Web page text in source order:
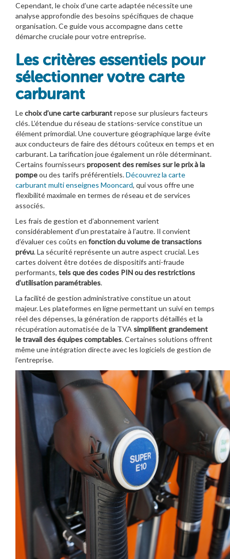
Cependant, le choix d’une carte adaptée nécessite une
analyse approfondie des besoins spécifiques de chaque
organisation. Ce guide vous accompagne dans cette
démarche cruciale pour votre entreprise.
Les critères essentiels pour
sélectionner votre carte
carburant
Lechoix d’une carte carburantrepose sur plusieurs facteurs
clés. L’étendue du réseau de stations-service constitue un
élément primordial. Une couverture géographique large évite
aux conducteurs de faire des détours coûteux en temps et en
carburant. La tarification joue également un rôle déterminant.
Certains fournisseurs proposent des remises sur le prix à la
pompeou des tarifs préférentiels.Découvrez la carte
carburant multi enseignes Mooncard, qui vous offre une
flexibilité maximale en termes de réseau et de services
associés.
Les frais de gestion et d’abonnement varient
considérablement d’un prestataire à l’autre. Il convient
d’évaluer ces coûts en fonction du volume de transactions
prévu. La sécurité représente un autre aspect crucial. Les
cartes doivent être dotées de dispositifs anti-fraude
performants, tels que des codes PIN ou des restrictions
d’utilisation paramétrables.
La facilité de gestion administrative constitue un atout
majeur. Les plateformes en ligne permettant un suivi en temps
réel des dépenses, la génération de rapports détaillés et la
récupération automatisée de la TVA simplifient grandement
le travail des équipes comptables. Certaines solutions offrent
même une intégration directe avec les logiciels de gestion de
l’entreprise.